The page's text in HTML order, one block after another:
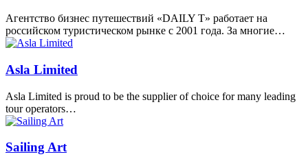
Агентство бизнес путешествий «DAILY T» работает на
российском туристическом рынке с 2001 года. За многие…
Asla Limited
Asla Limited is proud to be the supplier of choice for many leading
tour operators…
Sailing Art